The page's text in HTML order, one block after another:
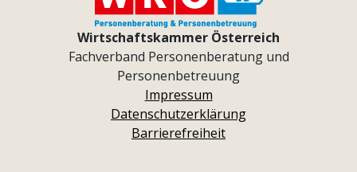
Wirtschaftskammer Österreich
Fachverband Personenberatung und
Personenbetreuung
Impressum
Datenschutzerklärung
Barrierefreiheit